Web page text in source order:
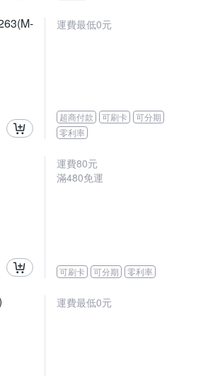
運費最低0元
超商付款 可刷卡
可分期
零利率
運費80元
滿480免運
可刷卡 可分期 零利率
運費最低0元